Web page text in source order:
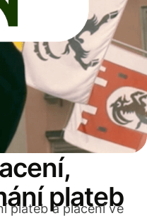
plateb
plateb a placení ve